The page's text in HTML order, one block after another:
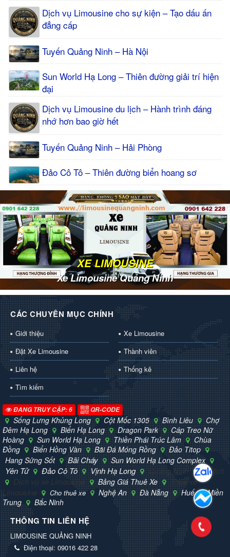
Dịch vụ Limousine cho sự kiện – Tạo dấu ấn
đẳng cấp
Tuyến Quảng Ninh – Hà Nội
Sun World Hạ Long – Thiên đường giải trí hiện
đại
Dịch vụ Limousine du lịch – Hành trình đáng
nhớ hơn bao giờ hết
Tuyến Quảng Ninh – Hải Phòng
Đảo Cô Tô – Thiên đường biển hoang sơ
XE LIMOUSINE
Xe Limousine Quảng Ninh
CÁC CHUYÊN MỤC CHÍNH
Giới thiệu
Xe Limousine
Đặt Xe Limousine
Thành viên
Liên hệ
Thống kê
Tìm kiếm
ĐANG TRUY CẬP: 6 QR-CODE
Sống Lưng Khủng Long Cột Mốc 1305 Bình Liêu
Chợ
Đêm Hạ Long
Biển Hạ Long Dragon Park
Cáp Treo Nữ
Hoàng
Sun World Hạ Long Thiền Phái Trúc Lâm
Chùa
Đồng
Biển Hồng Vàn Bãi Đá Móng Rồng
Đảo Titop
Hang Sửng Sốt
Bãi Cháy Sun World Hạ Long Complex
Yên Tử Đảo Cô Tô Vịnh Hạ Long Quảng Ninh
Du lịch
Dịch vụ xe Limousine
Bảng Giá Thuê Xe
Thuê xe
Limousine
Cho thuê xe Nghệ An Đà Nẵng Huế
Miền
Trung
Bắc Ninh
THÔNG TIN LIÊN HỆ
LIMOUSINE QUẢNG NINH
Điện thoại: 09016 422 28